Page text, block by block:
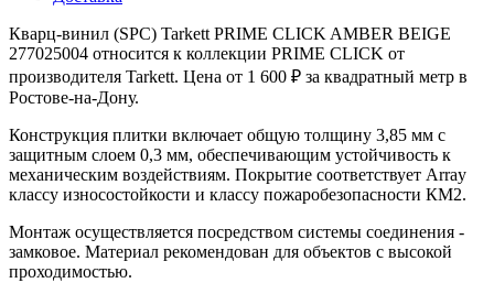
Кварц-винил (SPC) Tarkett PRIME CLICK AMBER BEIGE
277025004 относится к коллекции PRIME CLICK от
производителя Tarkett. Цена от 1 600 ₽ за квадратный метр в
Ростове-на-Дону.
Конструкция плитки включает общую толщину 3,85 мм с
защитным слоем 0,3 мм, обеспечивающим устойчивость к
механическим воздействиям. Покрытие соответствует Array
классу износостойкости и классу пожаробезопасности КМ2.
Монтаж осуществляется посредством системы соединения -
замковое. Материал рекомендован для объектов с высокой
проходимостью.